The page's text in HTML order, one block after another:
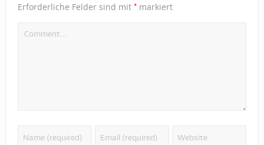
Erforderliche Felder sind mit *markiert